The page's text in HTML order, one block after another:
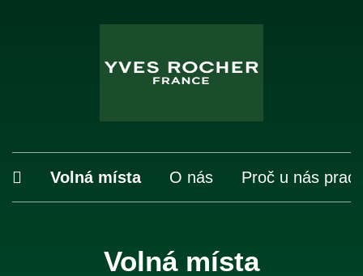
Volná místa O nás Proč u nás
Volná místa